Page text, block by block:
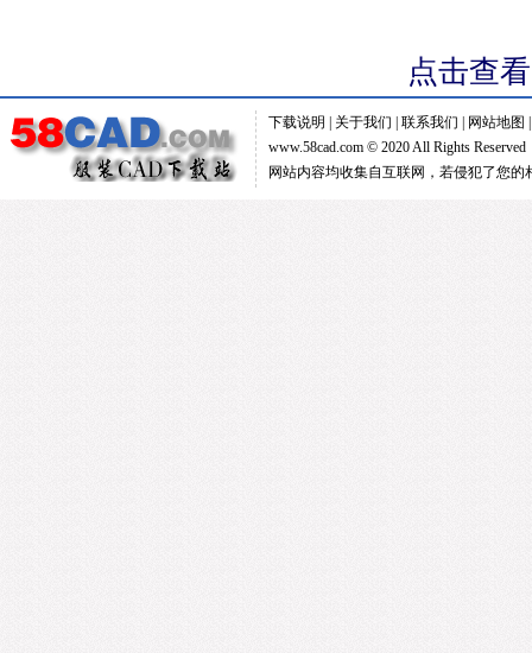
点击查
下载说明 关于我们 联系我们 网站地图
www.58cad.com © 2020 All Rights Reserved
网站内容均收集自互联网，若侵犯了您的